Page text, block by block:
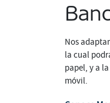
Nos
la cual
papel, y a
móvil.